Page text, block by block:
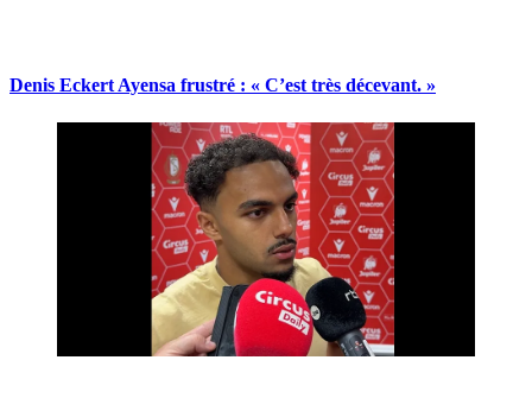
Denis Eckert Ayensa frustré : « C’est très décevant. »